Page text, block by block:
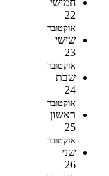
22
אוקטובר
שישי
23
אוקטובר
שבת
24
אוקטובר
ראשון
25
אוקטובר
שני
26